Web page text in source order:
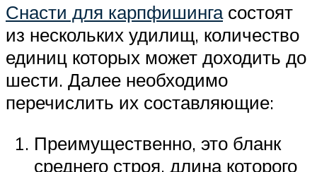
Снасти для карпфишингасостоят
из нескольких удилищ, количество
единиц которых может доходить до
шести. Далее необходимо
перечислить их составляющие:
Преимущественно, это бланк
среднего строя, длина которого